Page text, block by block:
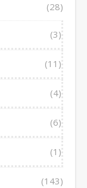
(28)
(3)
(11)
(4)
(6)
(1)
(143)